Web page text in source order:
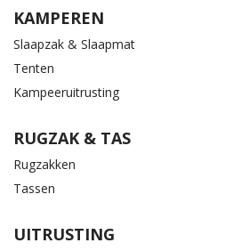
KAMPEREN
Slaapzak & Slaapmat
Tenten
Kampeeruitrusting
RUGZAK & TAS
Rugzakken
Tassen
UITRUSTING